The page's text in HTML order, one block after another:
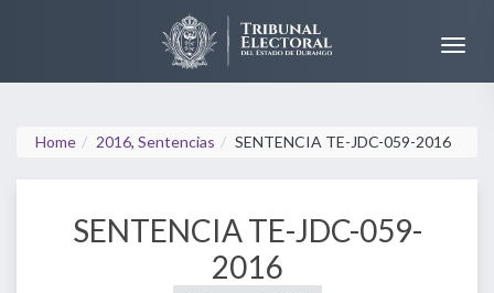
Home 2016, Sentencias SENTENCIA TE-JDC-059-2016
SENTENCIA TE-JDC-059-
2016